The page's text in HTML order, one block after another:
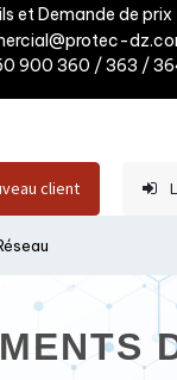
et Demande de prix
900 360 / 363 /
client